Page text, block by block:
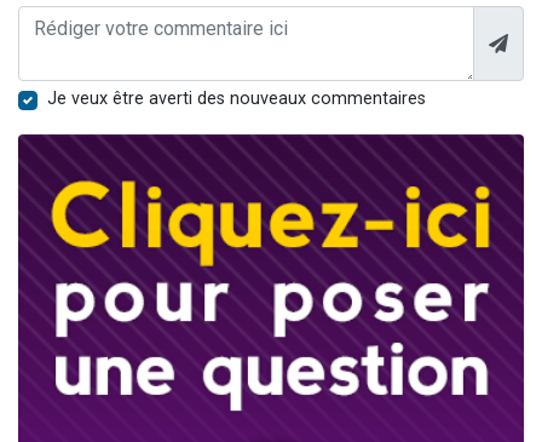
Je veux être averti des nouveaux commentaires